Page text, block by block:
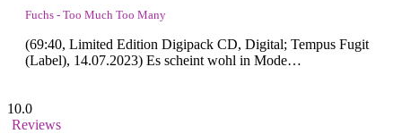
Fuchs - Too Much Too Many
(69:40, Limited Edition Digipack CD, Digital; Tempus Fugit
(Label), 14.07.2023) Es scheint wohl in Mode…
10.0
Reviews